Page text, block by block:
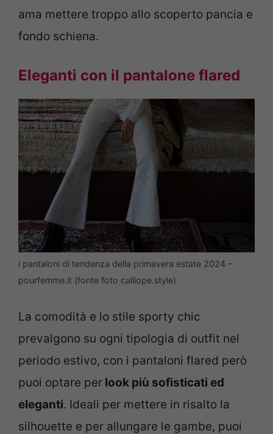
ama mettere troppo allo scoperto pancia e
fondo schiena.
Eleganti con il pantalone flared
i pantaloni di tendenza della primavera estate 2024 –
pourfemme.it (fonte foto calliope.style)
La comodità e lo stile sporty chic
prevalgono su ogni tipologia di outfit nel
periodo estivo, con i pantaloni flared però
puoi optare per look più sofisticati ed
eleganti. Ideali per mettere in risalto la
silhouette e per allungare le gambe, puoi